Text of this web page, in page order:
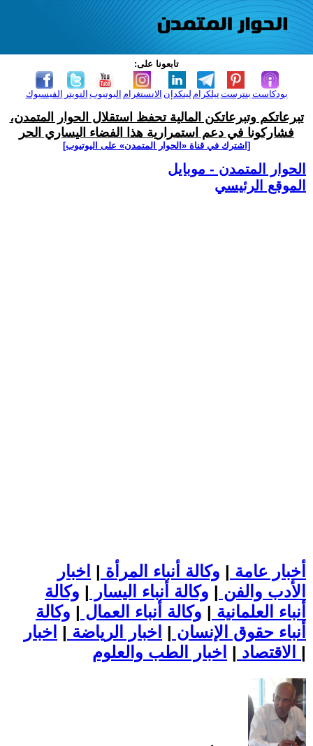
تابعونا على:
الفيسبوك التويتر اليوتيوب الانستغرام لينكدإن تيلكرامبنترست بودكاست
تبرعاتكم وتبرعاتكن المالية تحفظ استقلال الحوار المتمدن،
فشاركونا في دعم استمرارية هذا الفضاء اليساري الحر
[اشترك في قناة ‫«الحوار المتمدن» على اليوتيوب]
الحوار المتمدن - موبايل
الموقع الرئيسي
أخبار عامة | وكالة أنباء المرأة | اخبار
الأدب والفن | وكالة أنباء اليسار | وكالة
أنباء العلمانية | وكالة أنباء العمال | وكالة
أنباء حقوق الإنسان | اخبار الرياضة | اخبار
الاقتصاد | |